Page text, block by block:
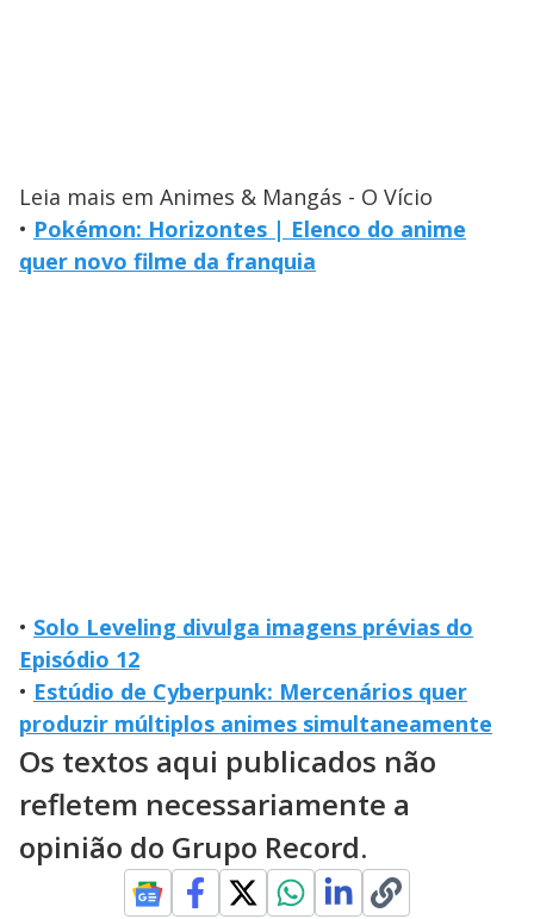
Leia mais em Animes & Mangás - O Vício
• Pokémon: Horizontes | Elenco do anime
quer novo filme da franquia
• Solo Leveling divulga imagens prévias do
Episódio 12
• Estúdio de Cyberpunk: Mercenários quer
produzir múltiplos animes simultaneamente
Os textos aqui publicados não
refletem necessariamente a
opinião do Grupo Record.